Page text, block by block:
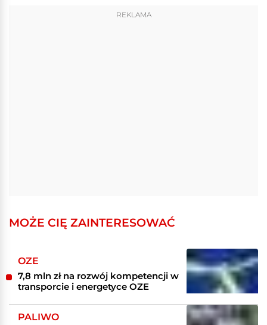
REKLAMA
MOŻE CIĘ ZAINTERESOWAĆ
OZE
7,8 mln zł na rozwój kompetencji w
transporcie i energetyce OZE
PALIWO